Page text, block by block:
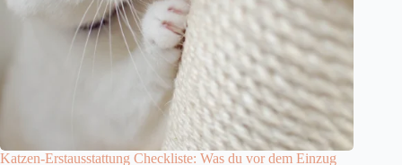
Katzen-Erstausstattung Checkliste: Was du vor dem Einzug